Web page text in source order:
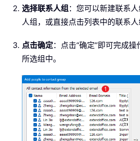
选择联系人组：您可以新建联系
人组，或直接点击列表中的联系人
点击确定：点击“确定”即可完成
所选组中。